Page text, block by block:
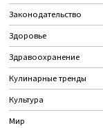
Законодательство
Здоровье
Здравоохранение
Кулинарные тренды
Культура
Мир